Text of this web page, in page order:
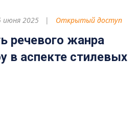
июня 2025 Открытый доступ
речевого жанра
в аспекте стилевых